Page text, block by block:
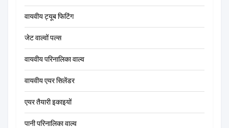
वायवीय ट्यूब फिटिंग
जेट वाल्वों पल्स
वायवीय परिनालिका वाल्व
वायवीय एयर सिलेंडर
एयर तैयारी इकाइयों
पानी परिनालिका वाल्व